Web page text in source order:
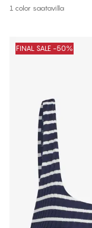
1 color saatavilla
FINAL SALE -50%